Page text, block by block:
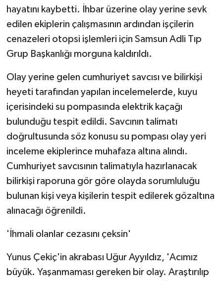
hayatını kaybetti. İhbar üzerine olay yerine sevk
edilen ekiplerin çalışmasının ardından işçilerin
cenazeleri otopsi işlemleri için Samsun Adli Tıp
Grup Başkanlığı morguna kaldırıldı.
Olay yerine gelen cumhuriyet savcısı ve bilirkişi
heyeti tarafından yapılan incelemelerde, kuyu
içerisindeki su pompasında elektrik kaçağı
bulunduğu tespit edildi. Savcının talimatı
doğrultusunda söz konusu su pompası olay yeri
inceleme ekiplerince muhafaza altına alındı.
Cumhuriyet savcısının talimatıyla hazırlanacak
bilirkişi raporuna gör göre olayda sorumluluğu
bulunan kişi veya kişilerin tespit edilerek gözaltına
alınacağı öğrenildi.
'İhmali olanlar cezasını çeksin'
Yunus Çekiç'in akrabası Uğur Ayyıldız, 'Acımız
büyük. Yaşanmaması gereken bir olay. Araştırılıp
POLİTİKA
Sağlık
SPOR HABERLERİ
TEKNOLOJİ
Turizm
ÜLKE GÜNDEMİ
YAŞAM
YEREL